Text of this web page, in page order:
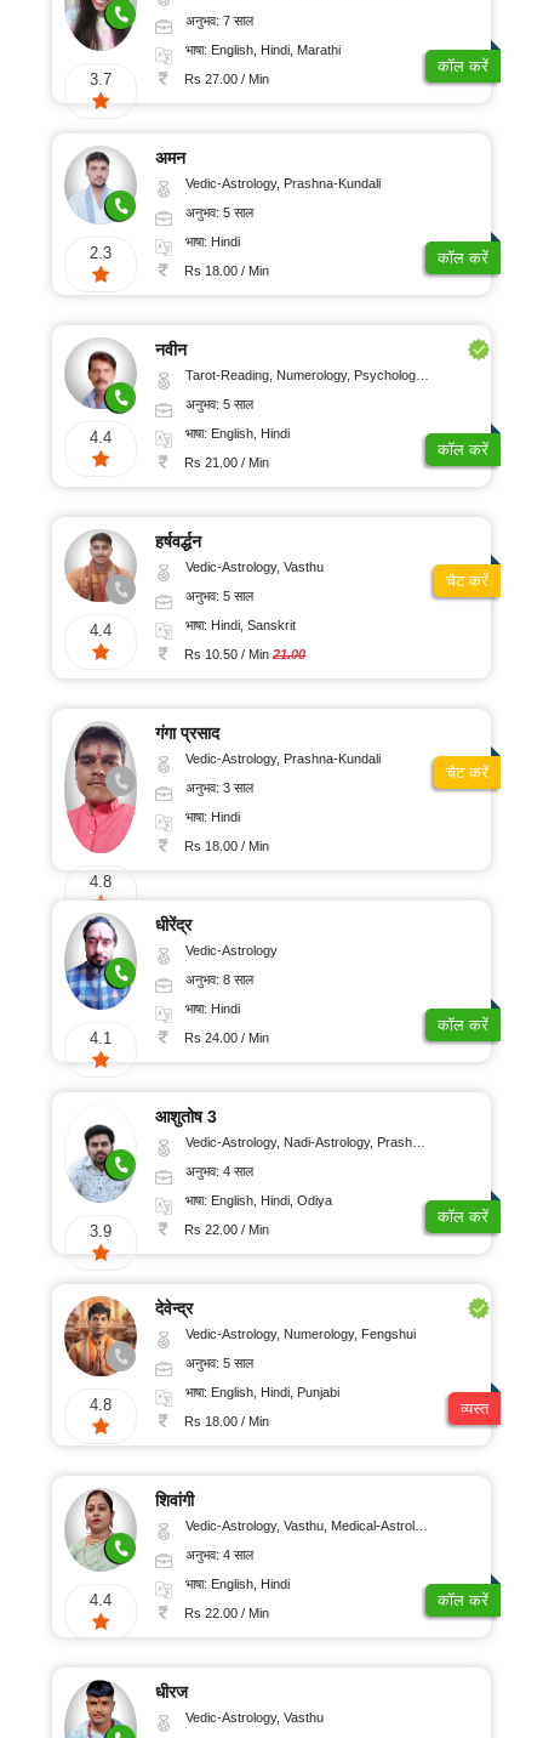
3.7
अनुभव: 7 साल
भाषा: English, Hindi, Marathi
Rs 27.00 / Min
कॉल करें
2.3
अमन
Vedic-Astrology, Prashna-Kundali
अनुभव: 5 साल
भाषा: Hindi
Rs 18.00 / Min
कॉल करें
4.4
नवीन
Tarot-Reading, Numerology, Psychology, Medical-Astrology
अनुभव: 5 साल
भाषा: English, Hindi
Rs 21.00 / Min
कॉल करें
4.4
हर्षवर्द्धन
Vedic-Astrology, Vasthu
अनुभव: 5 साल
भाषा: Hindi, Sanskrit
Rs 10.50 / Min21.00
चैट करें
4.8
गंगा प्रसाद
Vedic-Astrology, Prashna-Kundali
अनुभव: 3 साल
भाषा: Hindi
Rs 18.00 / Min
चैट करें
4.1
धीरेंद्र
Vedic-Astrology
अनुभव: 8 साल
भाषा: Hindi
Rs 24.00 / Min
कॉल करें
3.9
आशुतोष 3
Vedic-Astrology, Nadi-Astrology, Prashna-Kundali
अनुभव: 4 साल
भाषा: English, Hindi, Odiya
Rs 22.00 / Min
कॉल करें
4.8
देवेन्द्र
Vedic-Astrology, Numerology, Fengshui
अनुभव: 5 साल
भाषा: English, Hindi, Punjabi
Rs 18.00 / Min
व्यस्त
4.4
शिवांगी
Vedic-Astrology, Vasthu, Medical-Astrology
अनुभव: 4 साल
भाषा: English, Hindi
Rs 22.00 / Min
कॉल करें
धीरज
Vedic-Astrology, Vasthu